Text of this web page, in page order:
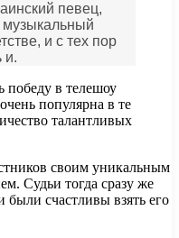
певец,
музыкальный
и с тех пор
и.
победу в телешоу
популярна в те
талантливых
своим уникальным
Судьи тогда сразу же
были счастливы взять его